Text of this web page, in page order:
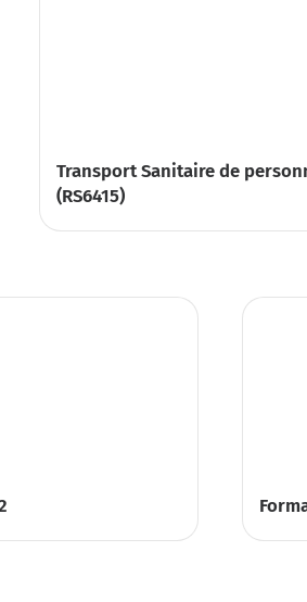
Transport Sanitaire de
(RS6415)